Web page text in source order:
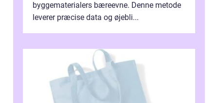
byggematerialers bæreevne. Denne metode
leverer præcise data og øjebli...